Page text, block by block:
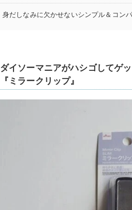
身だしなみに欠かせないシンプル＆コン
ダイソーマニアがハシゴしてゲ
『ミラークリップ』